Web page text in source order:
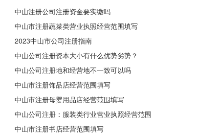
中山注册公司注册资金要实缴吗
中山市注册蔬菜类营业执照经营范围填写
2023中山市公司注册指南
中山公司注册资本大小有什么优势劣势？
中山公司注册地和经营地不一致可以吗
中山市注册饰品店经营范围填写
中山市注册母婴用品店经营范围填写
中山公司注册：服装类行业营业执照经营范围
中山市注册书店经营范围填写